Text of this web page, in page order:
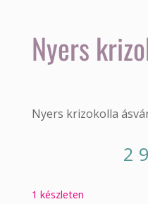
Nyers
Nyers krizokolla
2
1 készleten